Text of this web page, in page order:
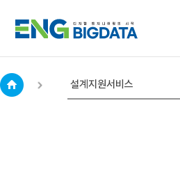
아
이
설계지원서비스